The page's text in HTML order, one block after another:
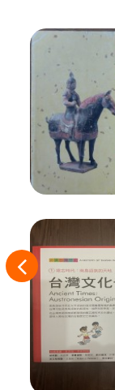
往
左
換